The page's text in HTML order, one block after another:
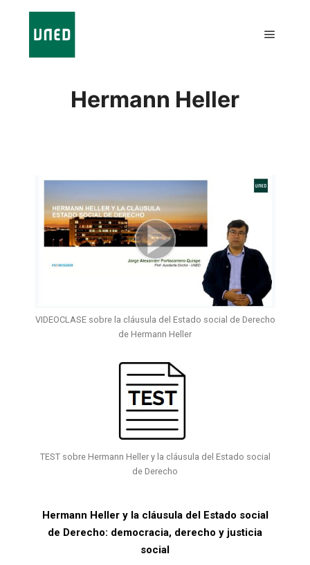
Hermann Heller
VIDEOCLASE sobre la cláusula del Estado social de Derecho
de Hermann Heller
TEST sobre Hermann Heller y la cláusula del Estado social
de Derecho
Hermann Heller y la cláusula del Estado social
de Derecho: democracia, derecho y justicia
social